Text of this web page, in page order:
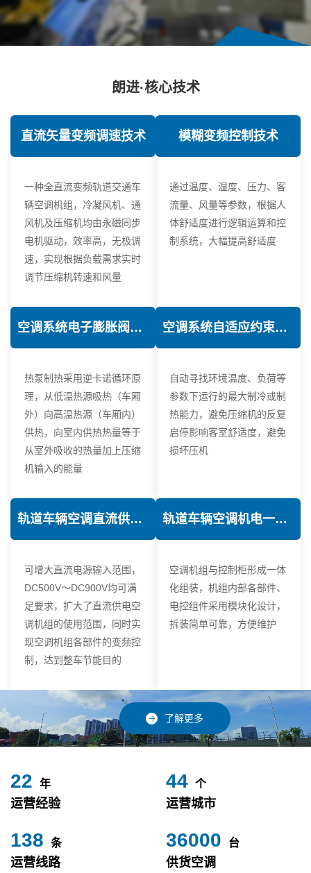
朗进·核心技术
直流矢量变频调速技术
一种全直流变频轨道交通车
辆空调机组，冷凝风机、通
风机及压缩机均由永磁同步
电机驱动，效率高，无极调
速，实现根据负载需求实时
调节压缩机转速和风量
模糊变频控制技术
通过温度、湿度、压力、客
流量、风量等参数，根据人
体舒适度进行逻辑运算和控
制系统，大幅提高舒适度
空调系统电子膨胀阀热力学优化技术
热泵制热采用逆卡诺循环原
理，从低温热源吸热（车厢
外）向高温热源（车厢内）
供热，向室内供热热量等于
从室外吸收的热量加上压缩
机输入的能量
空调系统自适应约束控制技术
自动寻找环境温度、负荷等
参数下运行的最大制冷或制
热能力，避免压缩机的反复
启停影响客室舒适度，避免
损坏压机
轨道车辆空调直流供电技术
可增大直流电源输入范围，
DC500V～DC900V均可满
足要求，扩大了直流供电空
调机组的使用范围，同时实
现空调机组各部件的变频控
制，达到整车节能目的
轨道车辆空调机电一体化技术
空调机组与控制柜形成一体
化组装，机组内部各部件、
电控组件采用模块化设计，
拆装简单可靠，方便维护
了解更多
24 年
运营经验
49 个
运营城市
153 条
运营线路
40000 台
供货空调